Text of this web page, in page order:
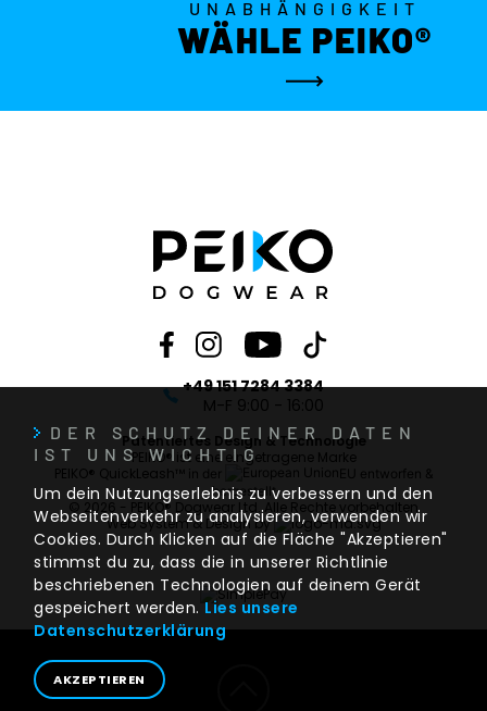
UNABHÄNGIGKEIT
WÄHLE PEIKO®
+49 151 7284 3384
M-F 9:00 - 16:00
Patentiertes Design & Technologie
PEIKO® ist eine eingetragene Marke
PEIKO® QuickLeash™
in der
EU entworfen &
hergestellt
© 2026 - PEIKO® Dogwear Ltd. Alle Rechte vorbehalten
Web System & Design by
DER SCHUTZ DEINER DATEN
IST UNS WICHTIG
Um dein Nutzungserlebnis zu verbessern und den
Webseitenverkehr zu analysieren, verwenden wir
Cookies. Durch Klicken auf die Fläche "Akzeptieren"
stimmst du zu, dass die in unserer Richtlinie
beschriebenen Technologien auf deinem Gerät
gespeichert werden. Lies unsere
Datenschutzerklärung
AKZEPTIEREN